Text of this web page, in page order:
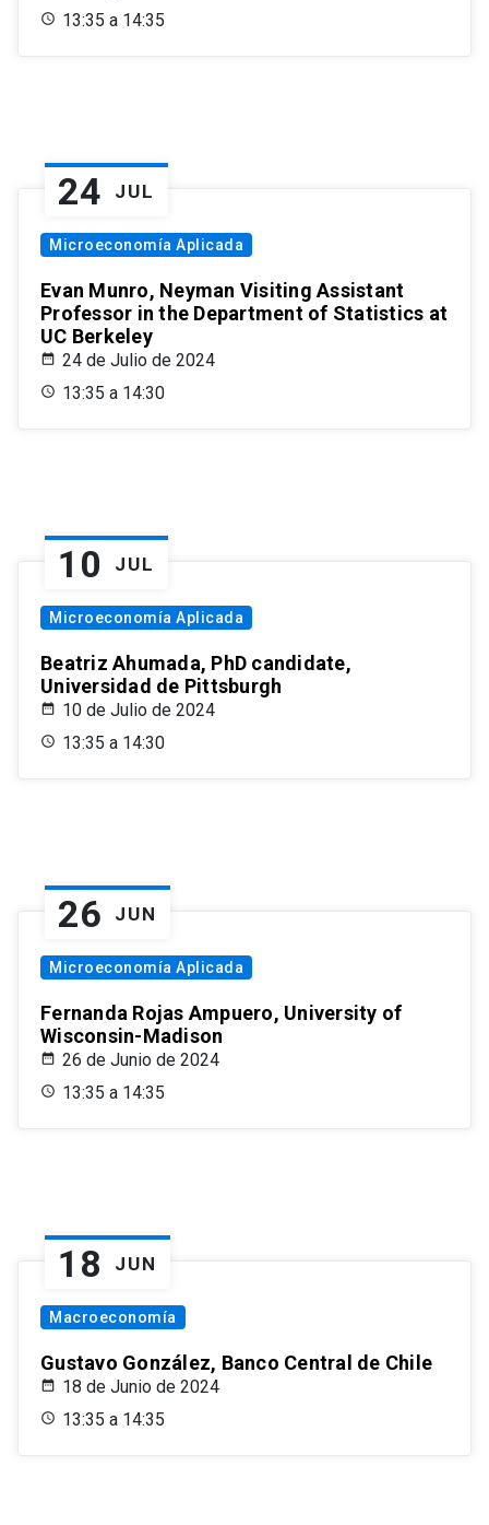
13:35 a 14:35
24 JUL
Microeconomía Aplicada
Evan Munro, Neyman Visiting Assistant
Professor in the Department of Statistics at
UC Berkeley
24 de Julio de 2024
13:35 a 14:30
10 JUL
Microeconomía Aplicada
Beatriz Ahumada, PhD candidate,
Universidad de Pittsburgh
10 de Julio de 2024
13:35 a 14:30
26 JUN
Microeconomía Aplicada
Fernanda Rojas Ampuero, University of
Wisconsin-Madison
26 de Junio de 2024
13:35 a 14:35
18 JUN
Macroeconomía
Gustavo González, Banco Central de Chile
18 de Junio de 2024
13:35 a 14:35